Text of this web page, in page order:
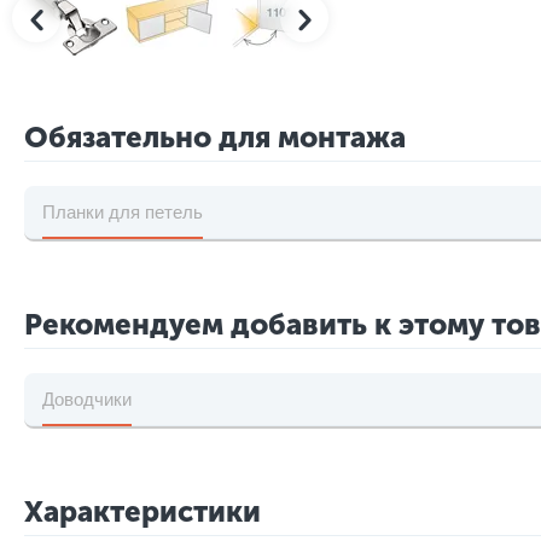
Обязательно для монтажа
Планки для петель
Рекомендуем добавить к этому
Доводчики
Характеристики